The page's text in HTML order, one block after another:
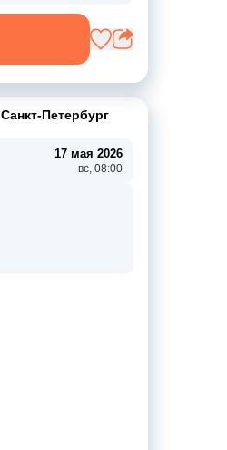
Санкт-Петербург
17 мая 2026
вс, 08:00